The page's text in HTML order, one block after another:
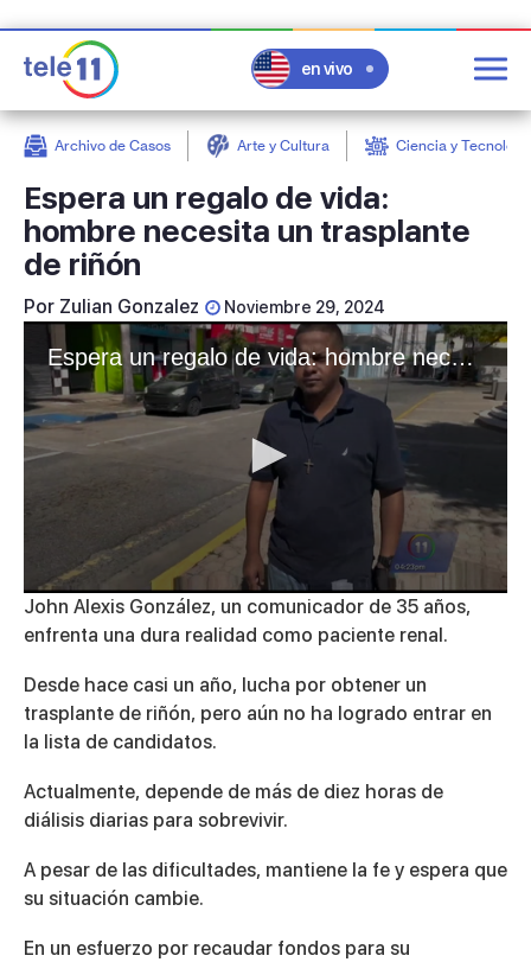
en vivo
Archivo de Casos Arte y Cultura Ciencia y
Espera un regalo de vida:
hombre necesita un trasplante
de riñón
Por Zulian Gonzalez Noviembre 29, 2024
Espera un regalo de vida: hombre necesita un trasplante de riñón para mejorar su calidad de vida y cumplir sus sueños
0
of
minutes,
33
seconds
John Alexis González, un comunicador de 35 años,
enfrenta una dura realidad como paciente renal.
Desde hace casi un año, lucha por obtener un
trasplante de riñón, pero aún no ha logrado entrar en
la lista de candidatos.
Actualmente, depende de más de diez horas de
diálisis diarias para sobrevivir.
A pesar de las dificultades, mantiene la fe y espera que
su situación cambie.
En un esfuerzo por recaudar fondos para su
post